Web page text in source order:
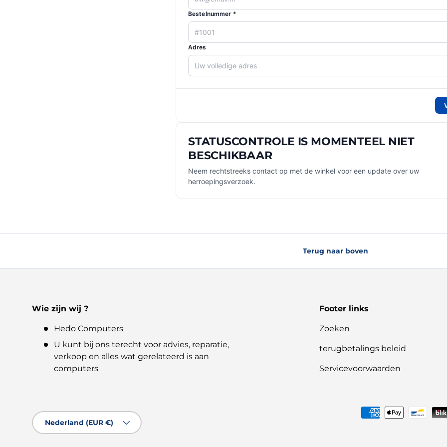
Bestelnummer *
Adres
STATUSCONTROLE IS MOMENTEEL NIET
BESCHIKBAAR
Neem rechtstreeks contact op met de winkel voor een update over uw
herroepingsverzoek.
Terug naar boven
Wie zijn wij ?
Hedo Computers
U kunt bij ons terecht voor advies, reparatie,
verkoop en alles wat gerelateerd is aan
computers
Footer links
Zoeken
terugbetalings beleid
Servicevoorwaarden
Geaccepteerde
Land/Regio
Nederland (EUR €)